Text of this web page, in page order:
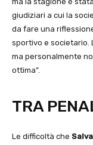
giudiziari a cui la
da fare una
sportivo e societario.
ma personalmente
ottima”.
TRA
Le difficoltà che